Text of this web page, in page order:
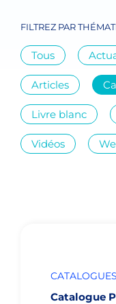
FILTREZ PAR
Tous
Articles
Livre blanc
Vidéos
CATALOGUES
Catalogue